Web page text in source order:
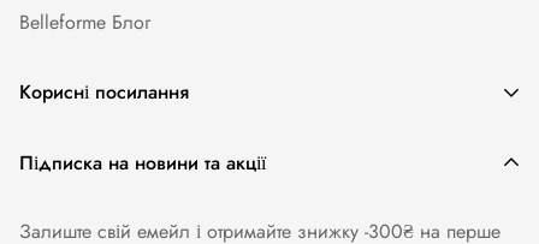
Belleforme Блог
Корисні посилання
Жіноча білизна
Купальники
Підписка на новини та акції
Залиште свій емейл і отримайте знижку -300₴ на перше